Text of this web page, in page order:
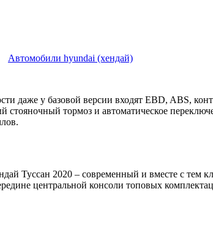
Автомобили hyundai (хендай)
даже у базовой версии входят EBD, ABS,
стояночный тормоз и автоматическое
Туссан 2020 – современный и вместе с тем
центральной консоли топовых